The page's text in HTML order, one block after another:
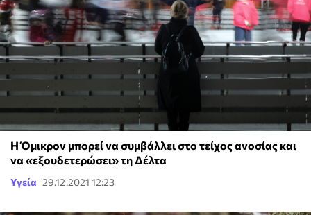
Η Όμικρον μπορεί να συμβάλλει στο τείχος ανοσίας και
να «εξουδετερώσει» τη Δέλτα
Υγεία 29.12.2021 12:23